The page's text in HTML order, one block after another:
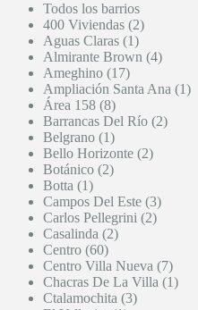
Todos los barrios
400 Viviendas (2)
Aguas Claras (1)
Almirante Brown (4)
Ameghino (17)
Ampliación Santa Ana (1)
Área 158 (8)
Barrancas Del Río (2)
Belgrano (1)
Bello Horizonte (2)
Botánico (2)
Botta (1)
Campos Del Este (3)
Carlos Pellegrini (2)
Casalinda (2)
Centro (60)
Centro Villa Nueva (7)
Chacras De La Villa (1)
Ctalamochita (3)